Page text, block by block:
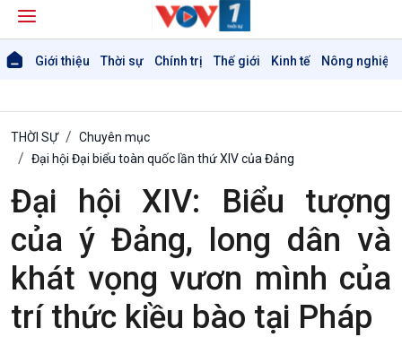
Giới thiệu Thời sự Chính trị Thế giới Kinh tế Nông nghiệp
THỜI SỰ
Chuyên mục
Đại hội Đại biểu toàn quốc lần thứ XIV của Đảng
Đại hội XIV: Biểu tượng
của ý Đảng, long dân và
khát vọng vươn mình của
trí thức kiều bào tại Pháp